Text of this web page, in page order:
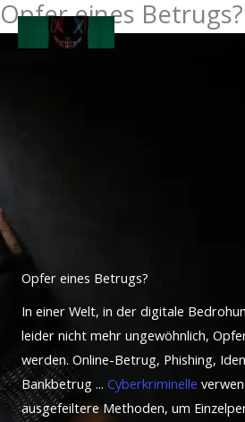
Aller
au
Opfer eines Betrugs?
Opfer eines Betrugs?
In einer Welt, in der digitale
leider nicht mehr ungewöhnlich,
werden. Online-Betrug, Phishing,
Bankbetrug ... Cyberkriminelle
ausgefeiltere Methoden, um